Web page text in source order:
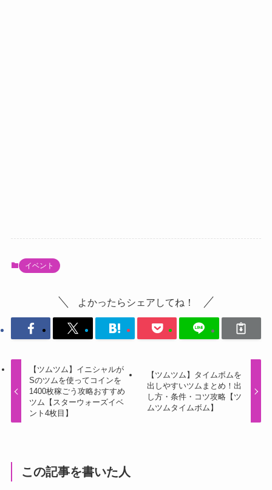
イベント
よかったらシェアしてね！
【ツムツム】イニシャルが
Sのツムを使ってコインを
1400枚稼ごう攻略おすすめ
ツム【スターウォーズイベ
ント4枚目】
【ツムツム】タイムボムを
出しやすいツムまとめ！出
し方・条件・コツ攻略【ツ
ムツムタイムボム】
この記事を書いた人